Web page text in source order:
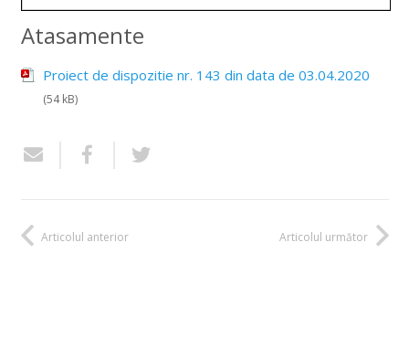
Atasamente
Proiect de dispozitie nr. 143 din data de 03.04.2020
(54 kB)
Articolul anterior Articolul următor